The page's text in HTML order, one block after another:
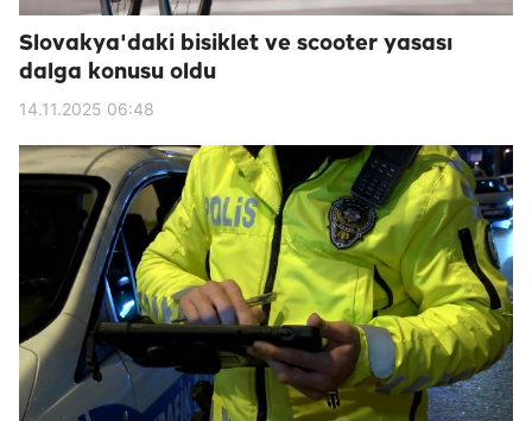
Slovakya'daki bisiklet ve scooter yasası
dalga konusu oldu
14.11.2025 06:48